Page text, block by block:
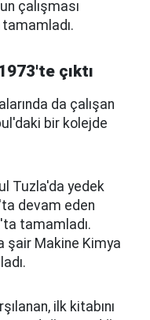
çalışması
tamamladı.
çıktı
da çalışan
bir kolejde
Tuzla'da yedek
devam eden
tamamladı.
şair Makine Kimya
ilk kitabını